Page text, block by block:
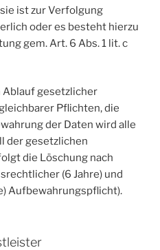
ist zur Verfolgung
oder es besteht hierzu
gem. Art. 6 Abs. 1 lit. c
Ablauf gesetzlicher
Pflichten, die
der Daten wird alle
der gesetzlichen
die Löschung nach
(6 Jahre) und
Aufbewahrungspflicht).